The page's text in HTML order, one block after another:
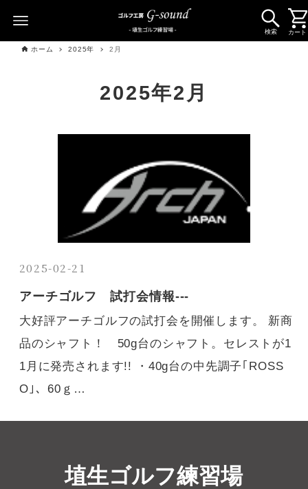
検索 カート
ホーム 2025年 2月
2025年2月
2025-02-21
アーチゴルフ 試打会情報---
大好評アーチゴルフの試打会を開催します。 新商
品のシャフト！ 50g台のシャフト。セレストが1
1月に発売されます!! ・40g台の中先調子｢ROSS
O｣、60ｇ…
埴生ゴルフ練習場